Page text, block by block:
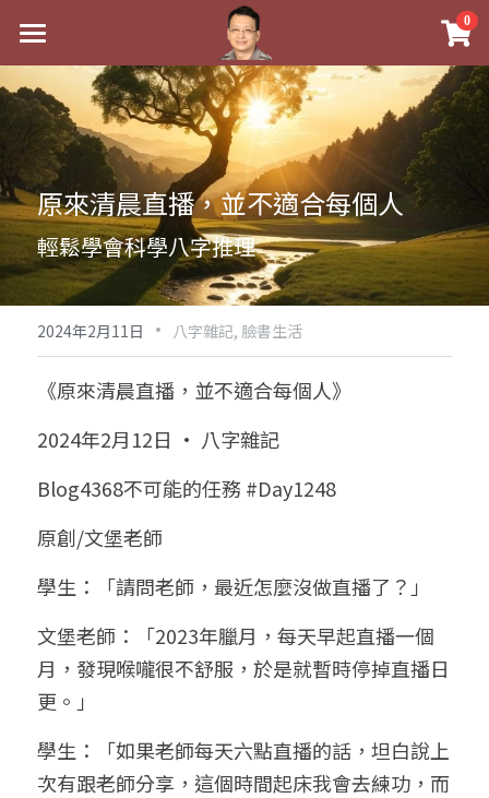
0
最新消息
關於我
實體經營
祖傳命理
手工印鑑
課程介紹
五行八字學
後天派陽宅
Blog
黃金會員專區
八字雜記
心靈成長
人氣最高
站長精選
臉書生活
好書推廌
試閱專區
Podcast聽書
團隊訓練營
八字視頻
陽宅視頻
線上直播
自我挑戰
線上學苑
八字初階班1
八字初階班2
八字進階班
八字中階班
八字高階班
五人實戰班
五行計算高階班
命理商城
八字完整班
《十神高階實戰錄》完整典藏版
科學八字推理PDF
八字批命
小兒命名
我的著作
科學八字推理1
科學八字推理2
科學八字推理3
科學八字輕鬆學
輕鬆學會科學八字推理
與我預約
批命預約
上課預約
常見問題
FB粉絲頁
登錄/註冊
搜索
繁體中文
0938617837
support@p8zicourse.com
原來清晨直播，並不適合每個人
輕鬆學會科學八字推理
2024年2月11日 · 八字雜記, 臉書生活
《原來清晨直播，並不適合每個人》
2024年2月12日 · 八字雜記
Blog4368不可能的任務 #Day1248
原創/文堡老師
學生：「請問老師，最近怎麼沒做直播了？」
文堡老師：「2023年臘月，每天早起直播一個
月，發現喉嚨很不舒服，於是就暫時停掉直播日
更。」
學生：「如果老師每天六點直播的話，坦白說上
次有跟老師分享，這個時間起床我會去練功，而
×
商品分類
八字線上完整班
科學八字推理PDF
《十神高階實戰錄》完整典藏版
1美元超值PDF